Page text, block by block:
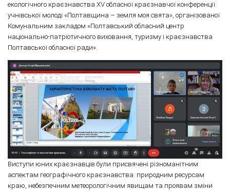
екологічного краєзнавства XV обласної краєзнавчої конференції
учнівської молоді «Полтавщина – земля моя свята», організованої
Комунальним закладом «Полтавський обласний центр
національно-патріотичного виховання, туризму і краєзнавства
Полтавської обласної ради».
Виступи юних краєзнавців були присвячені різноманітним
аспектам географічного краєзнавства: природним ресурсам
краю, небезпечним метеорологічним явищам та проявам зміни